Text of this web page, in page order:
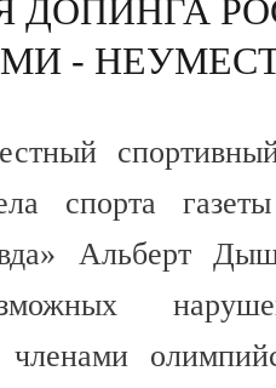
ДОПИНГА
-
спорта
Альберт
членами